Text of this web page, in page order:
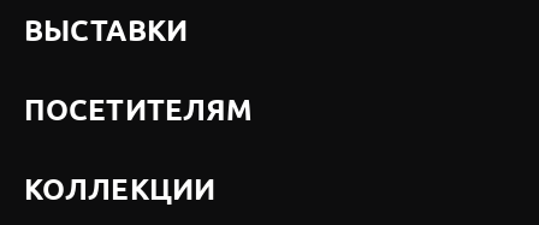
ВЫСТАВКИ
ПОСЕТИТЕЛЯМ
КОЛЛЕКЦИИ